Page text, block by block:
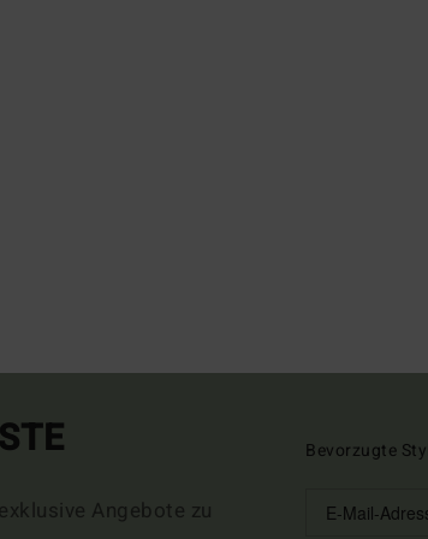
Angebote zu
Bevorzugte